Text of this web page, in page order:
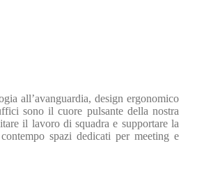
all’avanguardia, design ergonomico
sono il cuore pulsante della nostra
il lavoro di squadra e supportare la
spazi dedicati per meeting e